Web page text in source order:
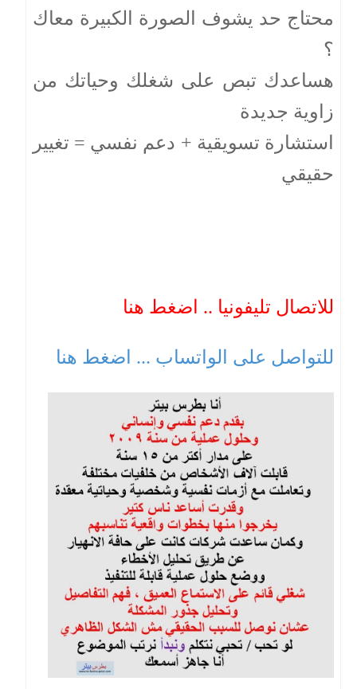
محتاج حد يشوف الصورة الكبيرة معاك
؟
هساعدك تبص على شغلك وحياتك من
زاوية جديدة
استشارة تسويقية + دعم نفسي = تغيير
حقيقي
للاتصال تليفونيا .. اضغط هنا
للتواصل على الواتساب ... اضغط هنا